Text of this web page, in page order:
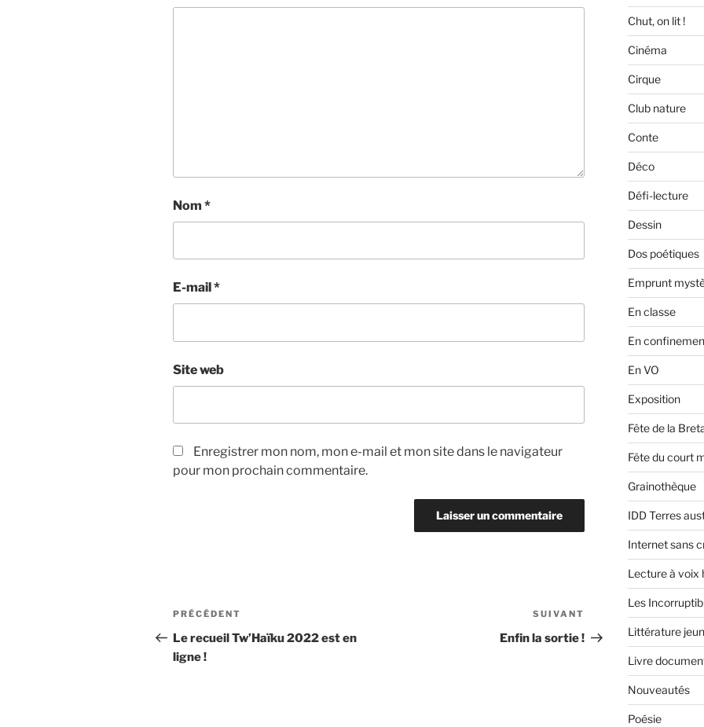
Nom *
E-mail *
Site web
Enregistrer mon nom, mon e-mail et mon site dans le navigateur
pour mon prochain commentaire.
Navigation
de
l’article
Article
précédent
PRÉCÉDENT
Le recueil Tw’Haïku 2022 est en
ligne !
suivant
SUIVANT
Enfin la sortie !
Chut, on lit !
Cinéma
Cirque
Club nature
Conte
Déco
Défi-lecture
Dessin
Dos poétiques
Emprunt
En classe
En
En VO
Exposition
Fête de la
Fête du court
Grainothèque
IDD Terres
Internet sans
Lecture à voix
Les
Littérature
Livre
Nouveautés
Poésie